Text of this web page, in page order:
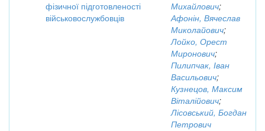
фізичної підготовленості
військовослужбовців
Михайлович;
Афонін, Вячеслав
Миколайович;
Лойко, Орест
Миронович;
Пилипчак, Іван
Васильович;
Кузнецов, Максим
Віталійович;
Лісовський, Богдан
Петрович